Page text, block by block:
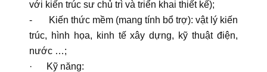
với kiến trúc sư chủ trì và triển khai thiết kế);
- Kiến thức mềm (mang tính bổ trợ): vật lý kiến
trúc, hình họa, kinh tế xây dựng, kỹ thuật điện,
nước …;
· Kỹ năng: